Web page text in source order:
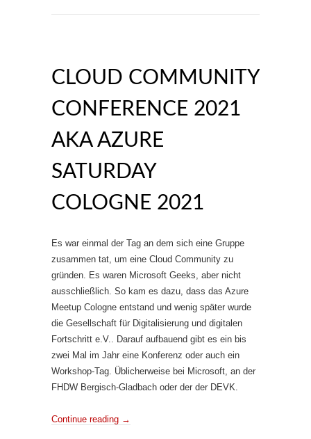
CLOUD COMMUNITY
CONFERENCE 2021
AKA AZURE
SATURDAY
COLOGNE 2021
Es war einmal der Tag an dem sich eine Gruppe
zusammen tat, um eine Cloud Community zu
gründen. Es waren Microsoft Geeks, aber nicht
ausschließlich. So kam es dazu, dass das Azure
Meetup Cologne entstand und wenig später wurde
die Gesellschaft für Digitalisierung und digitalen
Fortschritt e.V.. Darauf aufbauend gibt es ein bis
zwei Mal im Jahr eine Konferenz oder auch ein
Workshop-Tag. Üblicherweise bei Microsoft, an der
FHDW Bergisch-Gladbach oder der der DEVK.
Continue reading →